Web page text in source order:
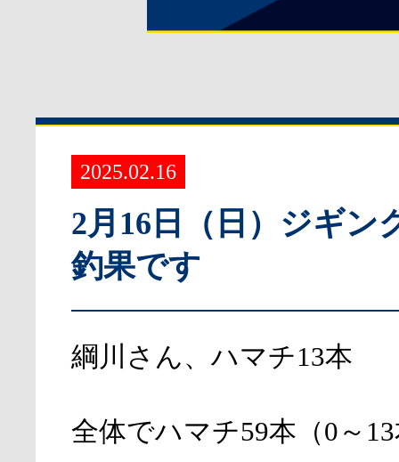
2025.02.16
2月16日（日）ジギン
釣果です
綱川さん、ハマチ13本
全体でハマチ59本（0～